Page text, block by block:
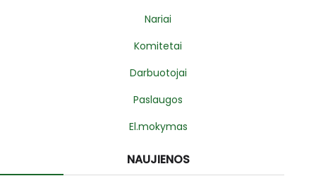
Nariai
Komitetai
Darbuotojai
Paslaugos
El.mokymas
NAUJIENOS